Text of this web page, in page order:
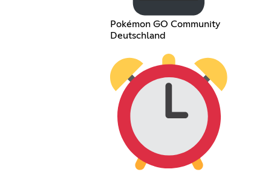
Pokémon GO Community
Deutschland